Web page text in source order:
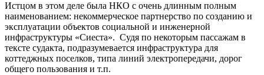
Истцом в этом деле была НКО с очень длинным полным
наименованием: некоммерческое партнерство по созданию и
эксплуатации объектов социальной и инженерной
инфраструктуры «Сиеста». Судя по некоторым пассажам в
тексте судакта, подразумевается инфраструктура для
коттеджных поселков, типа линий электропередачи, дорог
общего пользования и т.п.